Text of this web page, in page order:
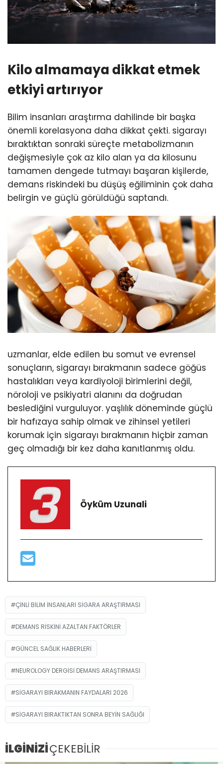
Kilo almamaya dikkat etmek
etkiyi artırıyor
Bilim insanları araştırma dahilinde bir başka
önemli korelasyona daha dikkat çekti. sigarayı
bıraktıktan sonraki süreçte metabolizmanın
değişmesiyle çok az kilo alan ya da kilosunu
tamamen dengede tutmayı başaran kişilerde,
demans riskindeki bu düşüş eğiliminin çok daha
belirgin ve güçlü görüldüğü saptandı.
uzmanlar, elde edilen bu somut ve evrensel
sonuçların, sigarayı bırakmanın sadece göğüs
hastalıkları veya kardiyoloji birimlerini değil,
nöroloji ve psikiyatri alanını da doğrudan
beslediğini vurguluyor. yaşlılık döneminde güçlü
bir hafızaya sahip olmak ve zihinsel yetileri
korumak için sigarayı bırakmanın hiçbir zaman
geç olmadığı bir kez daha kanıtlanmış oldu.
Öyküm Uzunali
ÇINLI BILIM INSANLARI SIGARA ARAŞTIRMASI
DEMANS RISKINI AZALTAN FAKTÖRLER
GÜNCEL SAĞLIK HABERLERI
NEUROLOGY DERGISI DEMANS ARAŞTIRMASI
SIGARAYI BIRAKMANIN FAYDALARI 2026
SIGARAYI BIRAKTIKTAN SONRA BEYIN SAĞLIĞI
İLGİNİZİÇEKEBİLİR